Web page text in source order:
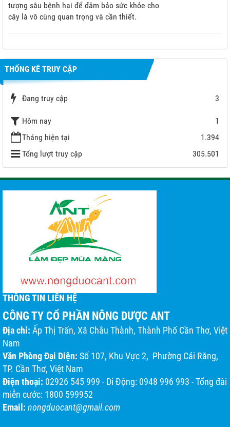
tượng sâu bệnh hại để đảm bảo sức khỏe cho
cây là vô cùng quan trọng và cần thiết.
THỐNG KÊ TRUY CẬP
Đang truy cập 3
Hôm nay
1
Tháng hiện tại
1.394
Tổng lượt truy cập
305.501
THÔNG TIN LIÊN HỆ
CÔNG TY CỔ PHẦN NÔNG DƯỢC ANT
Địa chỉ: Ấp Thị Trấn, Xã Châu Thành, Thành Phố Cần Thơ, Việt
Nam
Văn Phòng Đại Diện: Số 107, Khu Vực 2, Phường Cái Răng,
TP. Cần Thơ, Việt Nam
Điện thoại: 02926 545 999 - Di Động: 0948 996 993 - Tổng đài
miễn cước: 1800 599952
Email: nongduocant@gmail.com